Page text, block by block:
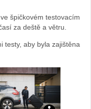
špičkovém testovacím
za deště a větru.
testy, aby byla zajištěna